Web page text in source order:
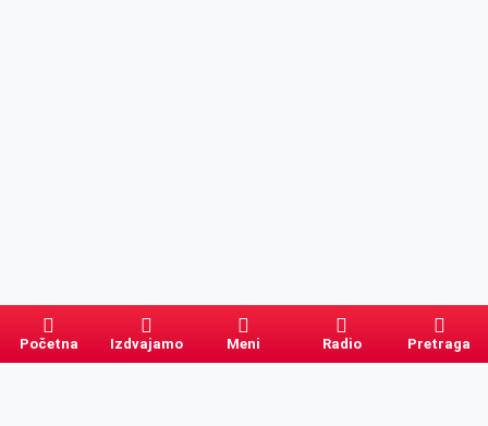
Početna Izdvajamo Meni Radio Pretraga